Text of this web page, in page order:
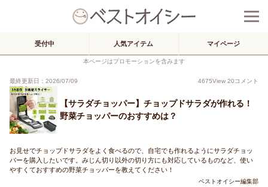
受付中 人気アイテム マイページ
本ページはプロモーションを含みます
最終更新日：2026/07/09 4675View 20コメント
【サラダチョッパー】チョップドサラダが作れる！
野菜チョッパーのおすすめは？
お見せでチョップドサラダをよく食べるので、自宅でも作れるようにサラダチョッ
パーを購入したいです。みじん切り以外の切り方にも対応しているものなど、使い
やすくておすすめの野菜チョッパーを教えてください！
ベストオイシー編集部